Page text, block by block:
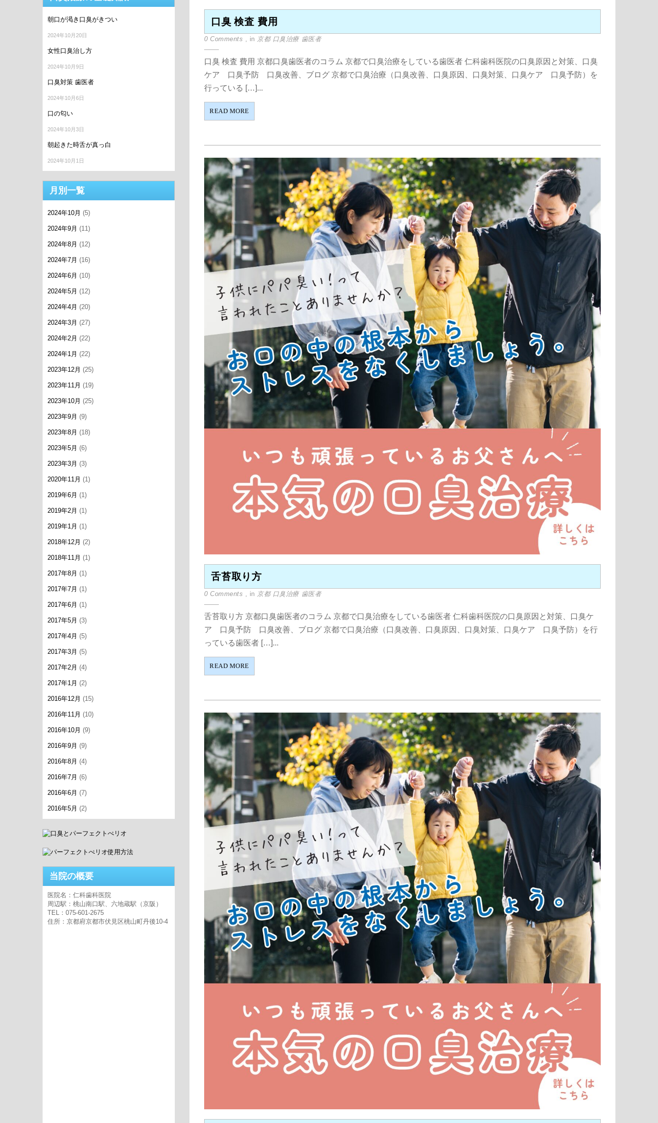
朝口が渇き口臭がきつい
2024年10月20日
女性口臭治し方
2024年10月9日
口臭対策 歯医者
2024年10月6日
口の匂い
2024年10月3日
朝起きた時舌が真っ白
2024年10月1日
月別一覧
2024年10月 (5)
2024年9月 (11)
2024年8月 (12)
2024年7月 (16)
2024年6月 (10)
2024年5月 (12)
2024年4月 (20)
2024年3月 (27)
2024年2月 (22)
2024年1月 (22)
2023年12月 (25)
2023年11月 (19)
2023年10月 (25)
2023年9月 (9)
2023年8月 (18)
2023年5月 (6)
2023年3月 (3)
2020年11月 (1)
2019年6月 (1)
2019年2月 (1)
2019年1月 (1)
2018年12月 (2)
2018年11月 (1)
2017年8月 (1)
2017年7月 (1)
2017年6月 (1)
2017年5月 (3)
2017年4月 (5)
2017年3月 (5)
2017年2月 (4)
2017年1月 (2)
2016年12月 (15)
2016年11月 (10)
2016年10月 (9)
2016年9月 (9)
2016年8月 (4)
2016年7月 (6)
2016年6月 (7)
2016年5月 (2)
当院の概要
医院名：仁科歯科医院
周辺駅：桃山南口駅、六地蔵駅（京阪）
TEL：075-601-2675
住所：京都府京都市伏見区桃山町丹後10-4
口臭 検査 費用
0 Comments , in 京都 口臭治療 歯医者
口臭 検査 費用 京都口臭歯医者のコラム 京都で口臭治療をしている歯医者 仁科歯科医院の口臭原因と対策、口臭
ケア 口臭予防 口臭改善、ブログ 京都で口臭治療（口臭改善、口臭原因、口臭対策、口臭ケア 口臭予防）を
行っている […]...
READ MORE
舌苔取り方
0 Comments , in 京都 口臭治療 歯医者
舌苔取り方 京都口臭歯医者のコラム 京都で口臭治療をしている歯医者 仁科歯科医院の口臭原因と対策、口臭ケ
ア 口臭予防 口臭改善、ブログ 京都で口臭治療（口臭改善、口臭原因、口臭対策、口臭ケア 口臭予防）を行
っている歯医者 […]...
READ MORE